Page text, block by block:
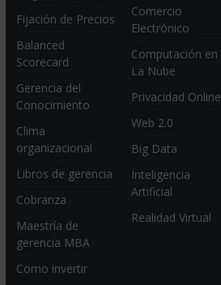
Fijación de Precios
Balanced
Scorecard
Gerencia del
Conocimiento
Clima
organizacional
Libros de gerencia
Cobranza
Maestría de
gerencia MBA
Como invertir
Comercio
Electrónico
Computación en
La Nube
Privacidad Online
Web 2.0
Big Data
Inteligencia
Artificial
Realidad Virtual